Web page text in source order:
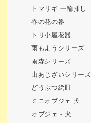
トマリギ 一輪挿し
春の花の器
トリ小屋花器
雨もようシリーズ
雨森シリーズ
山あじざいシリーズ
どうぶつ絵皿
ミニオブジェ 犬
オブジェ - 犬